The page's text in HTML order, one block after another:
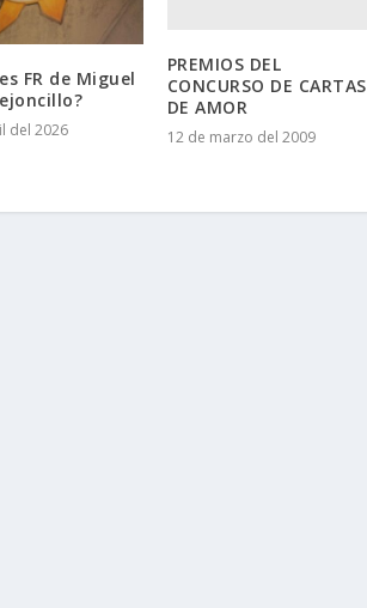
FR de Miguel
del 2026
PREMIOS DEL
CONCURSO DE CARTAS
DE AMOR
12 de marzo del 2009